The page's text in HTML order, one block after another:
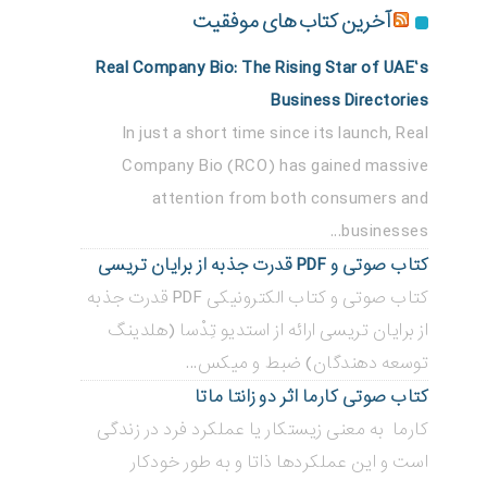
آخرین کتاب های موفقیت
Real Company Bio: The Rising Star of UAE’s
Business Directories
In just a short time since its launch, Real
Company Bio (RCO) has gained massive
attention from both consumers and
businesses...
کتاب صوتی و PDF قدرت جذبه از برایان تریسی
کتاب صوتی و کتاب الکترونیکی PDF قدرت جذبه
از برایان تریسی ارائه از استدیو تِدْسا (هلدینگ
توسعه دهندگان) ضبط و میکس...
کتاب صوتی کارما اثر دو زانتا ماتا
کارما به معنی زیستکار یا عملکرد فرد در زندگی
است و این عملکردها ذاتا و به طور خودکار